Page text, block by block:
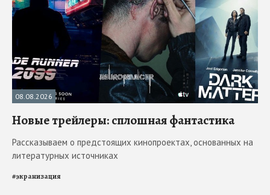
08.08.2026
Новые трейлеры: сплошная фантастика
Рассказываем о предстоящих кинопроектах, основанных на
литературных источниках
#экранизация